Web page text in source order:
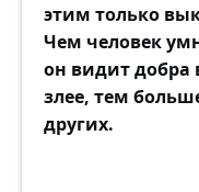
этим только
Чем человек
он видит добра
злее, тем
других.